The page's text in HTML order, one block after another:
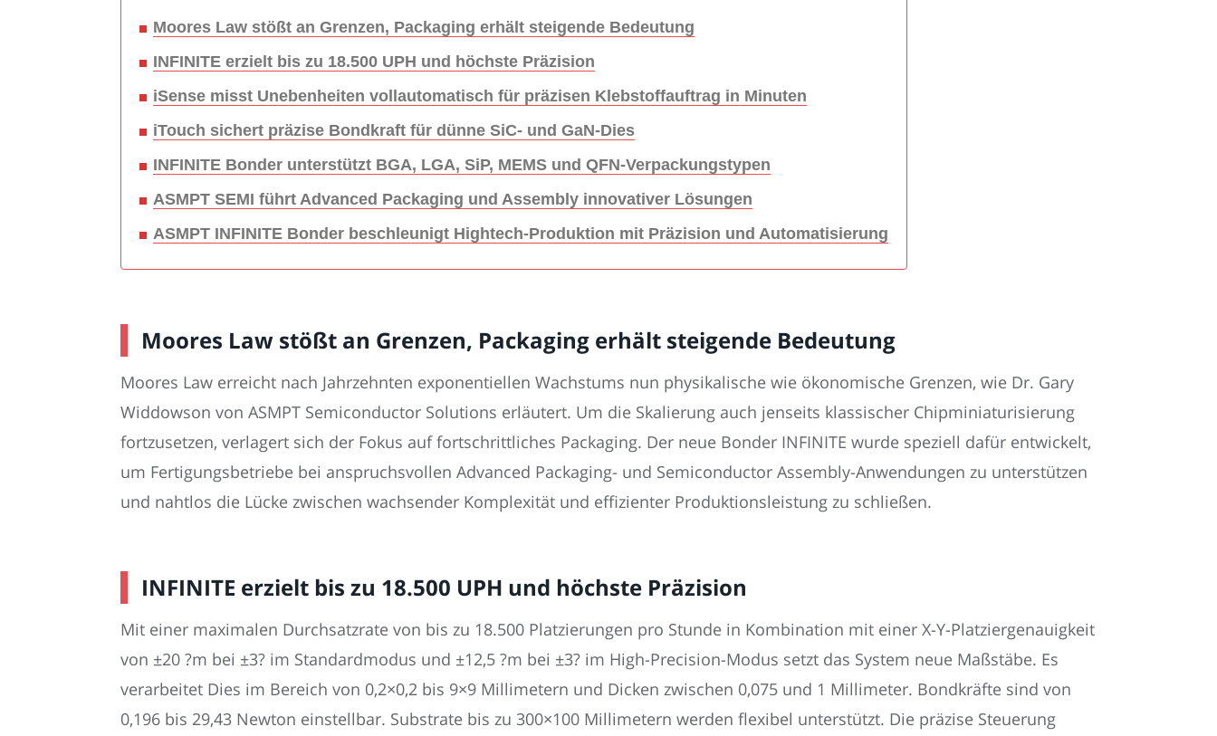
Moores Law stößt an Grenzen, Packaging erhält steigende Bedeutung
INFINITE erzielt bis zu 18.500 UPH und höchste Präzision
iSense misst Unebenheiten vollautomatisch für präzisen Klebstoffauftrag in Minuten
iTouch sichert präzise Bondkraft für dünne SiC- und GaN-Dies
INFINITE Bonder unterstützt BGA, LGA, SiP, MEMS und QFN-Verpackungstypen
ASMPT SEMI führt Advanced Packaging und Assembly innovativer Lösungen
ASMPT INFINITE Bonder beschleunigt Hightech-Produktion mit Präzision und Automatisierung
Moores Law stößt an Grenzen, Packaging erhält steigende Bedeutung
Moores Law erreicht nach Jahrzehnten exponentiellen Wachstums nun physikalische wie ökonomische Grenzen, wie Dr. Gary
Widdowson von ASMPT Semiconductor Solutions erläutert. Um die Skalierung auch jenseits klassischer Chipminiaturisierung
fortzusetzen, verlagert sich der Fokus auf fortschrittliches Packaging. Der neue Bonder INFINITE wurde speziell dafür entwickelt,
um Fertigungsbetriebe bei anspruchsvollen Advanced Packaging- und Semiconductor Assembly-Anwendungen zu unterstützen
und nahtlos die Lücke zwischen wachsender Komplexität und effizienter Produktionsleistung zu schließen.
INFINITE erzielt bis zu 18.500 UPH und höchste Präzision
Mit einer maximalen Durchsatzrate von bis zu 18.500 Platzierungen pro Stunde in Kombination mit einer X-Y-Platziergenauigkeit
von ±20 ?m bei ±3? im Standardmodus und ±12,5 ?m bei ±3? im High-Precision-Modus setzt das System neue Maßstäbe. Es
verarbeitet Dies im Bereich von 0,2×0,2 bis 9×9 Millimetern und Dicken zwischen 0,075 und 1 Millimeter. Bondkräfte sind von
0,196 bis 29,43 Newton einstellbar. Substrate bis zu 300×100 Millimetern werden flexibel unterstützt. Die präzise Steuerung